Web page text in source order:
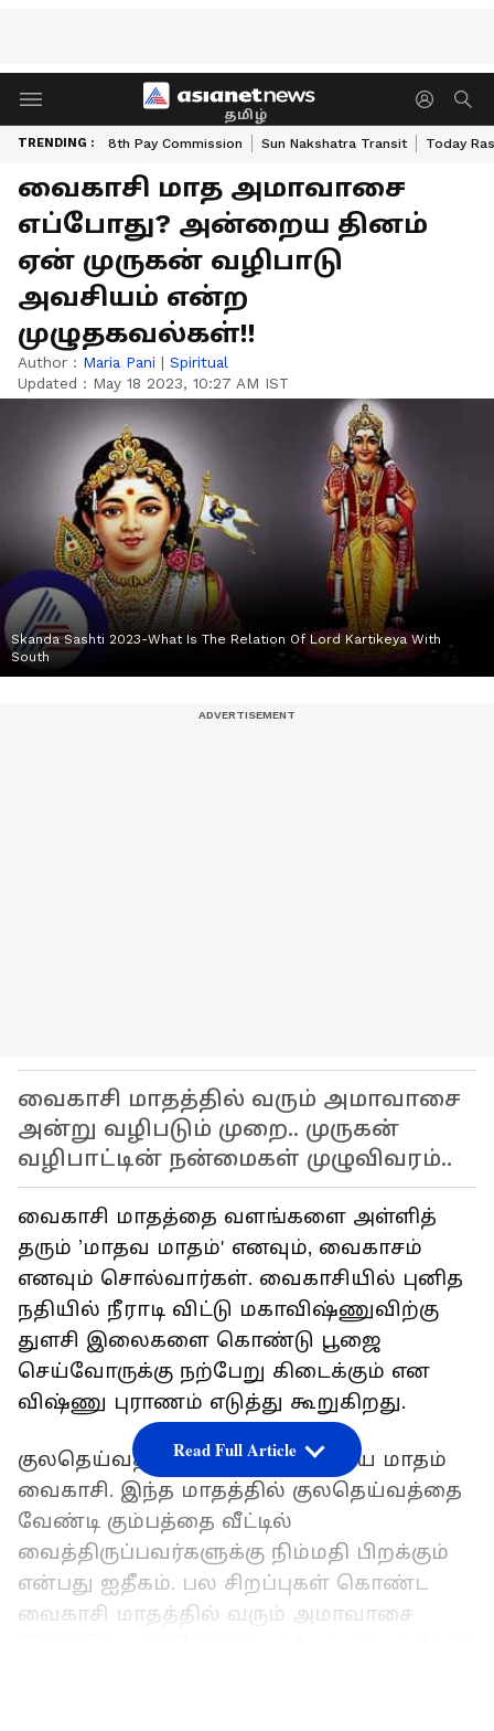
தமிழ்
TRENDING : 8th Pay Commission Sun Nakshatra Transit Today
வைகாசி மாத அமாவாசை
எப்போது? அன்றைய தினம்
ஏன் முருகன் வழிபாடு
அவசியம் என்ற
முழுதகவல்கள்!!
Author : Maria Pani | Spiritual
Updated : May 18 2023, 10:27 AM IST
Skanda Sashti 2023-What Is The Relation Of Lord Kartikeya With
South
வைகாசி மாதத்தில் வரும் அமாவாசை
அன்று வழிபடும் முறை.. முருகன்
வழிபாட்டின் நன்மைகள் முழுவிவரம்..
வைகாசி மாதத்தை வளங்களை அள்ளித்
தரும் ’மாதவ மாதம்' எனவும், வைகாசம்
எனவும் சொல்வார்கள். வைகாசியில் புனித
நதியில் நீராடி விட்டு மகாவிஷ்ணுவிற்கு
துளசி இலைகளை கொண்டு பூஜை
செய்வோருக்கு நற்பேறு கிடைக்கும் என
விஷ்ணு புராணம் எடுத்து கூறுகிறது.
குலதெய்வத்தை வழிபட வேண்டிய மாதம்
வைகாசி. இந்த மாதத்தில் குலதெய்வத்தை
வேண்டி கும்பத்தை வீட்டில்
வைத்திருப்பவர்களுக்கு நிம்மதி பிறக்கும்
என்பது ஐதீகம். பல சிறப்புகள் கொண்ட
வைகாசி மாதத்தில் வரும் அமாவாசை
Read Full Article